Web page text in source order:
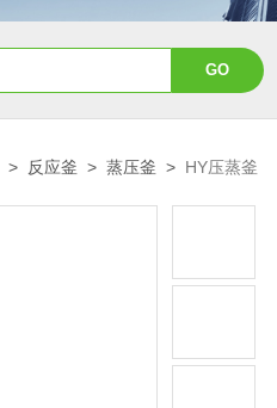
> 反应釜 >蒸压釜 > HY压蒸釜